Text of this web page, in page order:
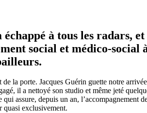
à tous les radars,
social et médico-social
la porte. Jacques Guérin guette notre
il a nettoyé son studio et même jeté
assure, depuis un an, l’accompagnement
exclusivement.